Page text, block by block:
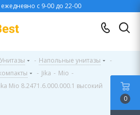
с 9-00 до 22-00
Унитазы - Напольные унитазы
-
- Jika - Mio -
Mio 8.2471.6.000.000.1 высокий
0